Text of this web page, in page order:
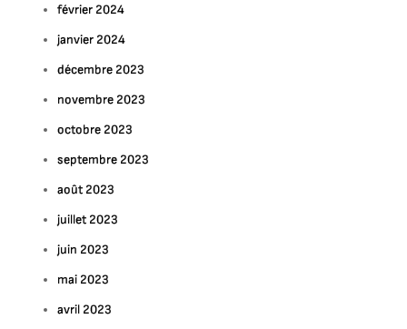
février 2024
janvier 2024
décembre 2023
novembre 2023
octobre 2023
septembre 2023
août 2023
juillet 2023
juin 2023
mai 2023
avril 2023